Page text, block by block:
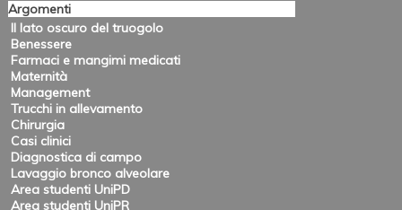
Argomenti
Il lato oscuro del truogolo
Benessere
Farmaci e mangimi medicati
Maternità
Management
Trucchi in allevamento
Chirurgia
Casi clinici
Diagnostica di campo
Lavaggio bronco alveolare
Area studenti UniPD
Area studenti UniPR